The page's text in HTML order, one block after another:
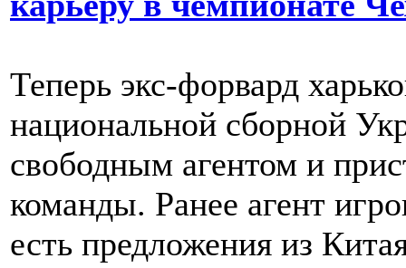
Теперь экс-форвард
национальной сборной
свободным агентом и
команды. Ранее агент
есть предложения из